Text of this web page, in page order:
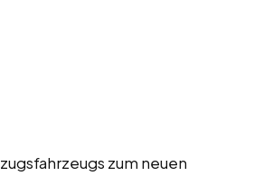
zum neuen